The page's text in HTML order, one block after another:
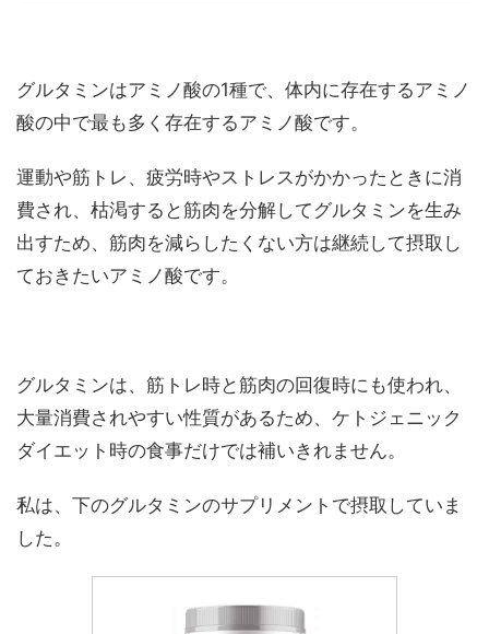
グルタミンはアミノ酸の1種で、体内に存在するアミノ
酸の中で最も多く存在するアミノ酸です。
運動や筋トレ、疲労時やストレスがかかったときに消
費され、枯渇すると筋肉を分解してグルタミンを生み
出すため、筋肉を減らしたくない方は継続して摂取し
ておきたいアミノ酸です。
グルタミンは、筋トレ時と筋肉の回復時にも使われ、
大量消費されやすい性質があるため、ケトジェニック
ダイエット時の食事だけでは補いきれません。
私は、下のグルタミンのサプリメントで摂取していま
した。